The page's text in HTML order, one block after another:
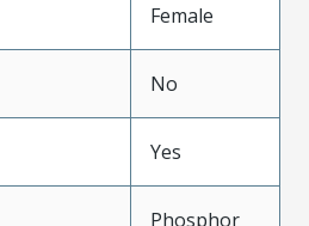
Female
No
Yes
Phosphor